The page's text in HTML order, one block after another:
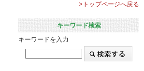
>トップページへ戻る
キーワード検索
キーワードを入力